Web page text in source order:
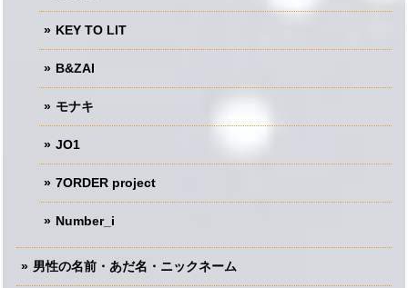
KEY TO LIT
B&ZAI
モナキ
JO1
7ORDER project
Number_i
男性の名前・あだ名・ニックネーム